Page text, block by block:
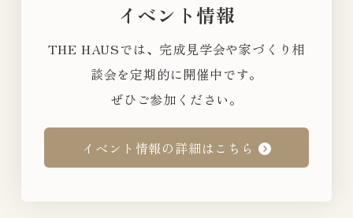
イベント情報
THE HAUSでは、完成見学会や家づくり相
談会を定期的に開催中です。
ぜひご参加ください。
イベント情報の詳細はこちら